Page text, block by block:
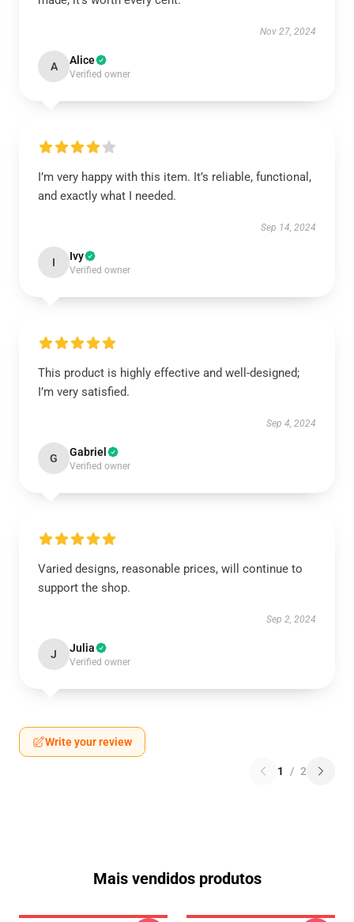
Nov 27, 2024
A Alice
Verified owner
I’m very happy with this item. It’s reliable, functional,
and exactly what I needed.
Sep 14, 2024
I Ivy
Verified owner
This product is highly effective and well-designed;
I’m very satisfied.
Sep 4, 2024
G Gabriel
Verified owner
Varied designs, reasonable prices, will continue to
support the shop.
Sep 2, 2024
J Julia
Verified owner
Write your review
1 / 2
Mais vendidos produtos